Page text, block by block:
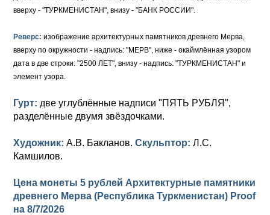
вверху - "ТУРКМЕНИСТАН", внизу - "БАНК РОССИИ".
Реверс: изображение архитектурных памятников древнего Мерва,
вверху по окружности - надпись: "МЕРВ", ниже - окаймлённая узором
дата в две строки: "2500 ЛЕТ", внизу - надпись: "ТУРКМЕНИСТАН" и
элемент узора.
Гурт: две углублённые надписи "ПЯТЬ РУБЛЯ",
разделённые двумя звёздочками.
Художник: А.В. Бакланов. Скульптор: Л.С.
Камшилов.
Цена монеты 5 рублей Архитектурные памятники
древнего Мерва (Республика Туркменистан) Proof
на 8/7/2026